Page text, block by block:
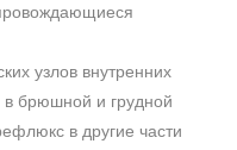
узлов внутренних
брюшной и грудной
в другие части